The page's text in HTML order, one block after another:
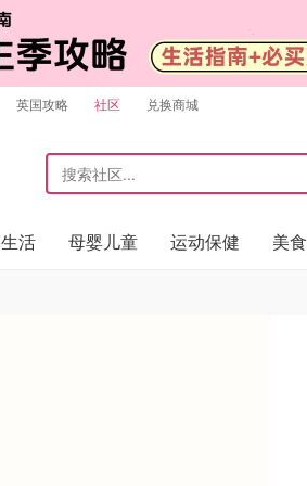
英国攻略 社区 兑换商城
生活 母婴儿童 运动保健 美食